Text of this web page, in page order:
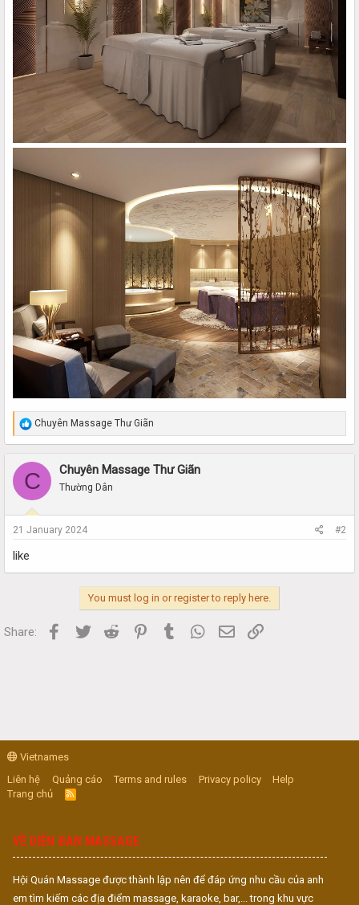
R
e
a
c
t
i
o
n
s
Chuyên Massage Thư Giãn
C Chuyên Massage Thư Giãn
Thường Dân
21 January 2024 #2
like
You must log in or register to reply here.
Share: Facebook
Twitter Reddit PinterestTumblr WhatsApp
Email
Vietnames
Liên hệ
Quảng cáo Terms and rules Privacy policy
Help
Trang chủ
R
S
VỀ DIỄN ĐÀN MASSAGE
Hội Quán Massage được thành lập nên để đáp ứng nhu cầu của anh
em tìm kiếm các địa điểm massage, karaoke, bar,... trong khu vực